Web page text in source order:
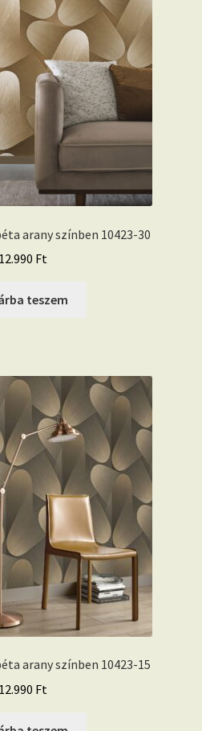
arany színben 10423-30
12.990 Ft
teszem
arany színben 10423-15
12.990 Ft